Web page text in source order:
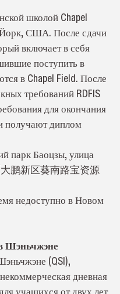
школой Chapel
США. После сдачи
включает в себя
поступить в
в Chapel Field. После
требований RDFIS
для окончания
получают диплом
парк Баоцзы, улица
鹏新区葵南路宝资源
недоступно в Новом
Шэньчжэне
(QSI),
дневная